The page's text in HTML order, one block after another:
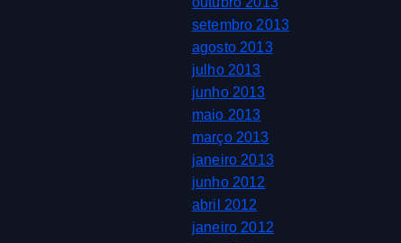
setembro 2013
agosto 2013
julho 2013
junho 2013
maio 2013
março 2013
janeiro 2013
junho 2012
abril 2012
janeiro 2012